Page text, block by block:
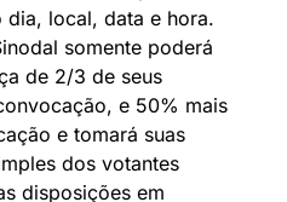
local, data e hora.
somente poderá
de 2/3 de seus
e 50% mais
e tomará suas
dos votantes
disposições em